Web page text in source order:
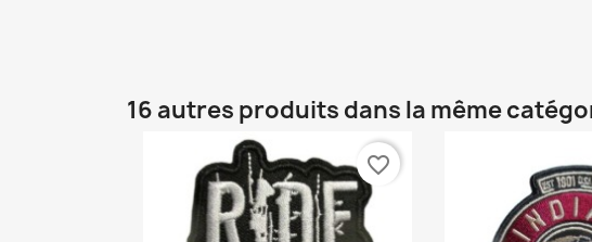
16 autres produits dans la même
favorite_border